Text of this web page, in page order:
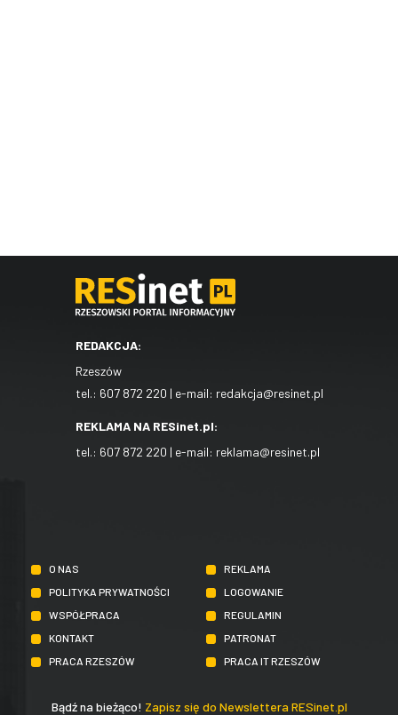
REDAKCJA:
Rzeszów
tel.: 607 872 220 | e-mail: redakcja@resinet.pl
REKLAMA NA RESinet.pl:
tel.: 607 872 220 | e-mail: reklama@resinet.pl
O NAS
REKLAMA
POLITYKA PRYWATNOŚCI
LOGOWANIE
WSPÓŁPRACA
REGULAMIN
KONTAKT
PATRONAT
PRACA RZESZÓW
PRACA IT RZESZÓW
Bądź na bieżąco! Zapisz się do Newslettera RESinet.pl